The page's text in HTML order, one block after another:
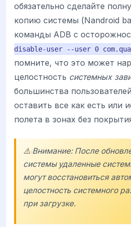
обязательно сделайте
копию системы (Nandroid
команды ADB с
disable-user --user 0
помните, что это может
целостность системных
большинства
оставить все как есть или
полета в зонах без
⚠️ Внимание: После
системы удаленные
могут восстановиться
целостность системного
при загрузке.